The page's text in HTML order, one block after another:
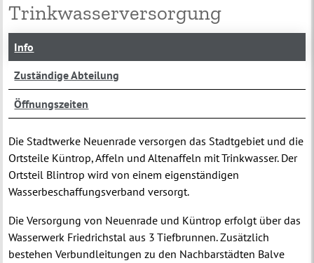
Trinkwasserversorgung
Info
Zuständige Abteilung
Öffnungszeiten
Die Stadtwerke Neuenrade versorgen das Stadtgebiet und die
Ortsteile Küntrop, Affeln und Altenaffeln mit Trinkwasser. Der
Ortsteil Blintrop wird von einem eigenständigen
Wasserbeschaffungsverband versorgt.
Die Versorgung von Neuenrade und Küntrop erfolgt über das
Wasserwerk Friedrichstal aus 3 Tiefbrunnen. Zusätzlich
bestehen Verbundleitungen zu den Nachbarstädten Balve